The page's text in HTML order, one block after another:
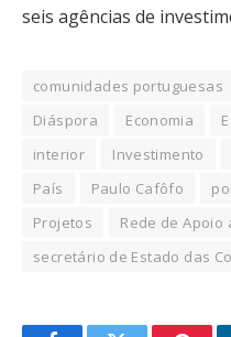
seis agências de
comunidades portuguesas
Diáspora
Economia
interior
Investimento
País
Paulo Cafôfo
Projetos
Rede de
secretário de Estado das